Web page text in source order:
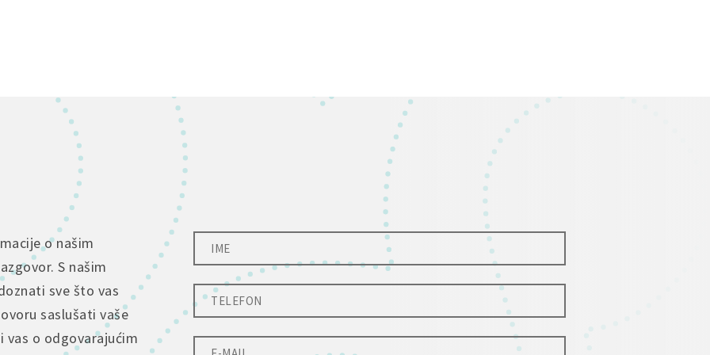
o našim
S našim
sve što vas
saslušati vaše
o odgovarajućim